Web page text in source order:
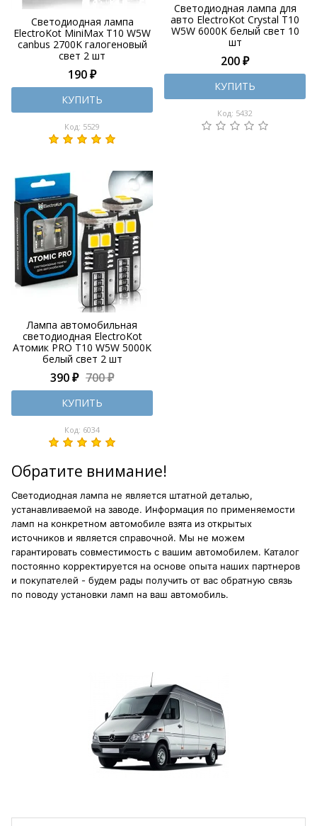
Светодиодная лампа
ElectroKot MiniMax T10 W5W
canbus 2700K галогеновый
свет 2 шт
190 ₽
КУПИТЬ
Код: 5529
Светодиодная лампа для
авто ElectroKot Crystal T10
W5W 6000K белый свет 10
шт
200 ₽
КУПИТЬ
Код: 5432
Лампа автомобильная
светодиодная ElectroKot
Атомик PRO T10 W5W 5000K
белый свет 2 шт
390 ₽ 700 ₽
КУПИТЬ
Код: 6034
Обратите внимание!
Светодиодная лампа не является штатной деталью,
устанавливаемой на заводе. Информация по применяемости
ламп на конкретном автомобиле взята из открытых
источников и является справочной. Мы не можем
гарантировать совместимость с вашим автомобилем. Каталог
постоянно корректируется на основе опыта наших партнеров
и покупателей - будем рады получить от вас обратную связь
по поводу установки ламп на ваш автомобиль.